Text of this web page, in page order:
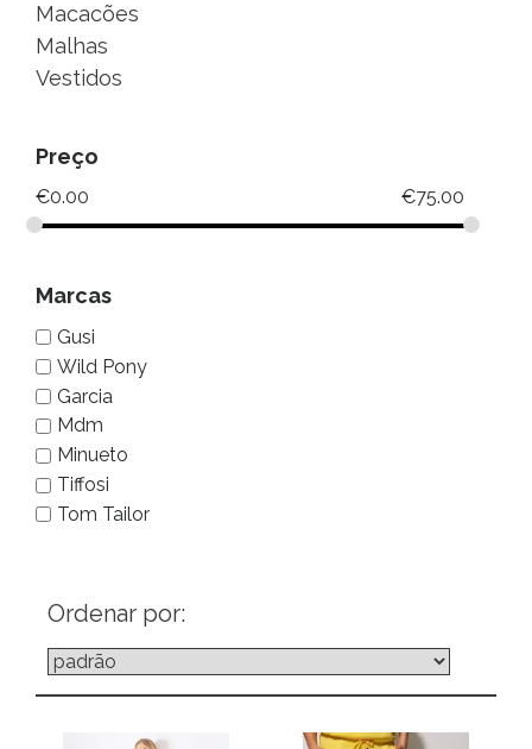
Macacões
Malhas
Vestidos
Preço
€0.00 €75.00
Marcas
Gusi
Wild Pony
Garcia
Mdm
Minueto
Tiffosi
Tom Tailor
Ordenar por: